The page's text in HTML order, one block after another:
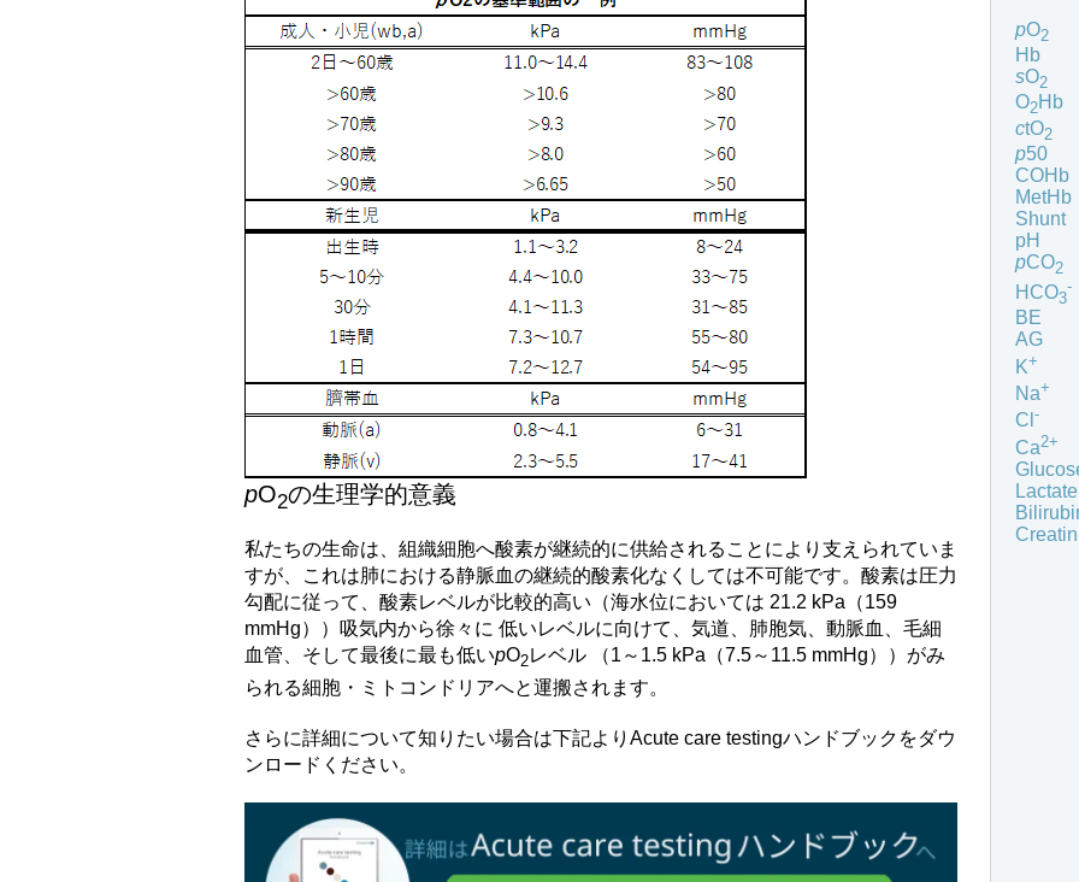
pO2の生理学的意義
私たちの生命は、組織細胞へ酸素が継続的に供給されることにより支えられていま
すが、これは肺における静脈血の継続的酸素化なくしては不可能です。酸素は圧力
勾配に従って、酸素レベルが比較的高い（海水位においては 21.2 kPa（159
mmHg））吸気内から徐々に 低いレベルに向けて、気道、肺胞気、動脈血、毛細
血管、そして最後に最も低いpO2レベル （1～1.5 kPa（7.5～11.5 mmHg））がみ
られる細胞・ミトコンドリアへと運搬されます。
さらに詳細について知りたい場合は下記よりAcute care testingハンドブックをダウ
ンロードください。
pO2
Hb
sO2
O2Hb
ctO2
p50
COHb
MetHb
Shunt
pH
pCO2
HCO3
-
BE
AG
K+
Na+
Cl -
Ca2+
Lactate